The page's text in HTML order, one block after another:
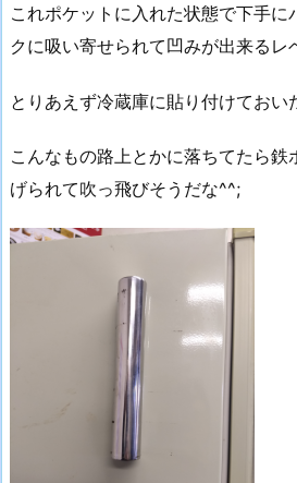
これポケットに入れた状態で下手に
クに吸い寄せられて凹みが出来るレ
とりあえず冷蔵庫に貼り付けておい
こんなもの路上とかに落ちてたら鉄
げられて吹っ飛びそうだな^^;